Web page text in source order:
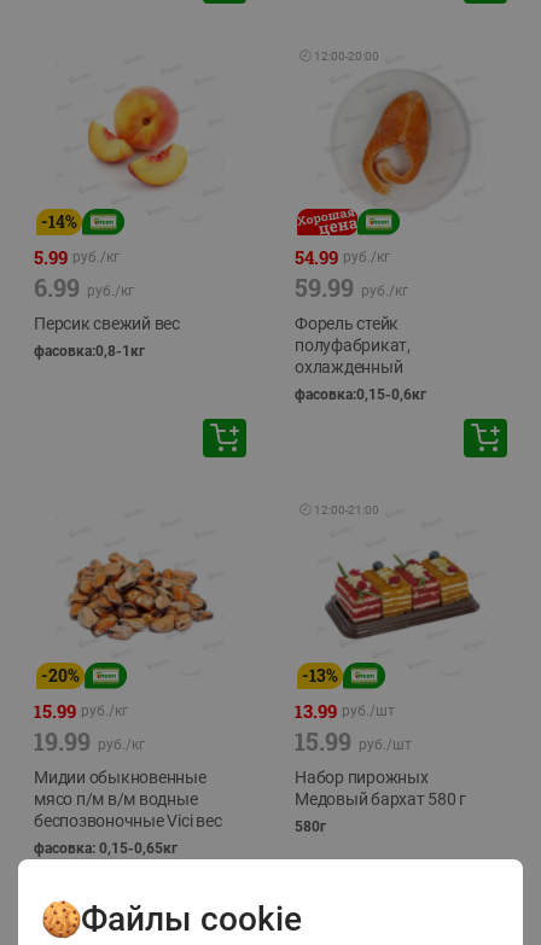
-14%
5.99 руб./кг
6.99 руб./кг
Персик свежий вес
фасовка:0,8-1кг
🕘 12:00-20:00
54.99 руб./кг
59.99 руб./кг
Форель стейк
полуфабрикат,
охлажденный
фасовка:0,15-0,6кг
-20%
15.99 руб./кг
19.99 руб./кг
Мидии обыкновенные
мясо п/м в/м водные
беспозвоночные Vici вес
фасовка: 0,15-0,65кг
🕘 12:00-21:00
-13%
13.99 руб./шт
15.99 руб./шт
Набор пирожных
Медовый бархат 580 г
580г
Файлы cookie